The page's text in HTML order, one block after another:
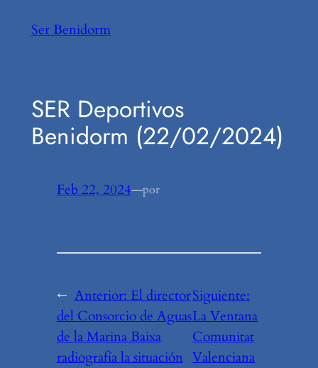
Ser Benidorm
SER Deportivos
Benidorm (22/02/2024)
Feb 22, 2024—por
← Anterior: El director
del Consorcio de Aguas
de la Marina Baixa
radiografía la situación
Siguiente:
La Ventana
Comunitat
Valenciana